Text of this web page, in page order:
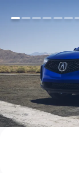
Лучшие
детей в
Эксперты
новинки 2023